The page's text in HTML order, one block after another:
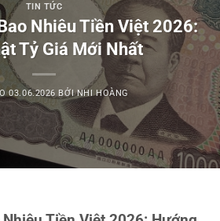
TIN TỨC
Nhiêu Tiền Việt 2026:
Tỷ Giá Mới Nhất
03.06.2026 BỞINHI HOÀNG